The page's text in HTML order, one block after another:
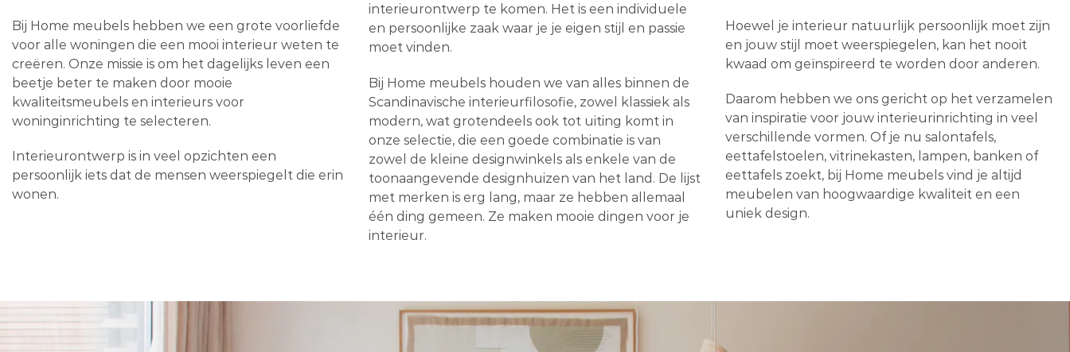
Bij Home meubels hebben we een grote voorliefde
voor alle woningen die een mooi interieur weten te
creëren. Onze missie is om het dagelijks leven een
beetje beter te maken door mooie
kwaliteitsmeubels en interieurs voor
woninginrichting te selecteren.
Interieurontwerp is in veel opzichten een
persoonlijk iets dat de mensen weerspiegelt die erin
wonen.
interieurontwerp te komen. Het is een individuele
en persoonlijke zaak waar je je eigen stijl en passie
moet vinden.
Bij Home meubels houden we van alles binnen de
Scandinavische interieurfilosofie, zowel klassiek als
modern, wat grotendeels ook tot uiting komt in
onze selectie, die een goede combinatie is van
zowel de kleine designwinkels als enkele van de
toonaangevende designhuizen van het land. De lijst
met merken is erg lang, maar ze hebben allemaal
één ding gemeen. Ze maken mooie dingen voor je
interieur.
Hoewel je interieur natuurlijk persoonlijk moet zijn
en jouw stijl moet weerspiegelen, kan het nooit
kwaad om geïnspireerd te worden door anderen.
Daarom hebben we ons gericht op het verzamelen
van inspiratie voor jouw interieurinrichting in veel
verschillende vormen. Of je nu salontafels,
eettafelstoelen, vitrinekasten, lampen, banken of
eettafels zoekt, bij Home meubels vind je altijd
meubelen van hoogwaardige kwaliteit en een
uniek design.